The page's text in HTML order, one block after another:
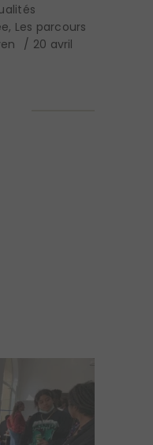
, Les parcours
20 avril